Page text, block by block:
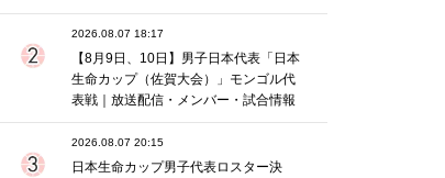
2026.08.07 18:17
【8月9日、10日】男子日本代表「日本
生命カップ（佐賀大会）」モンゴル代
表戦｜放送配信・メンバー・試合情報
2026.08.07 20:15
日本生命カップ男子代表ロスター決